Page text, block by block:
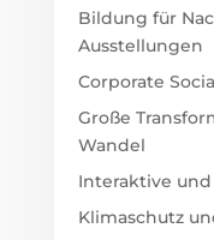
Bildung für
Ausstellungen
Corporate
Große
Wandel
Interaktive
Klimaschutz